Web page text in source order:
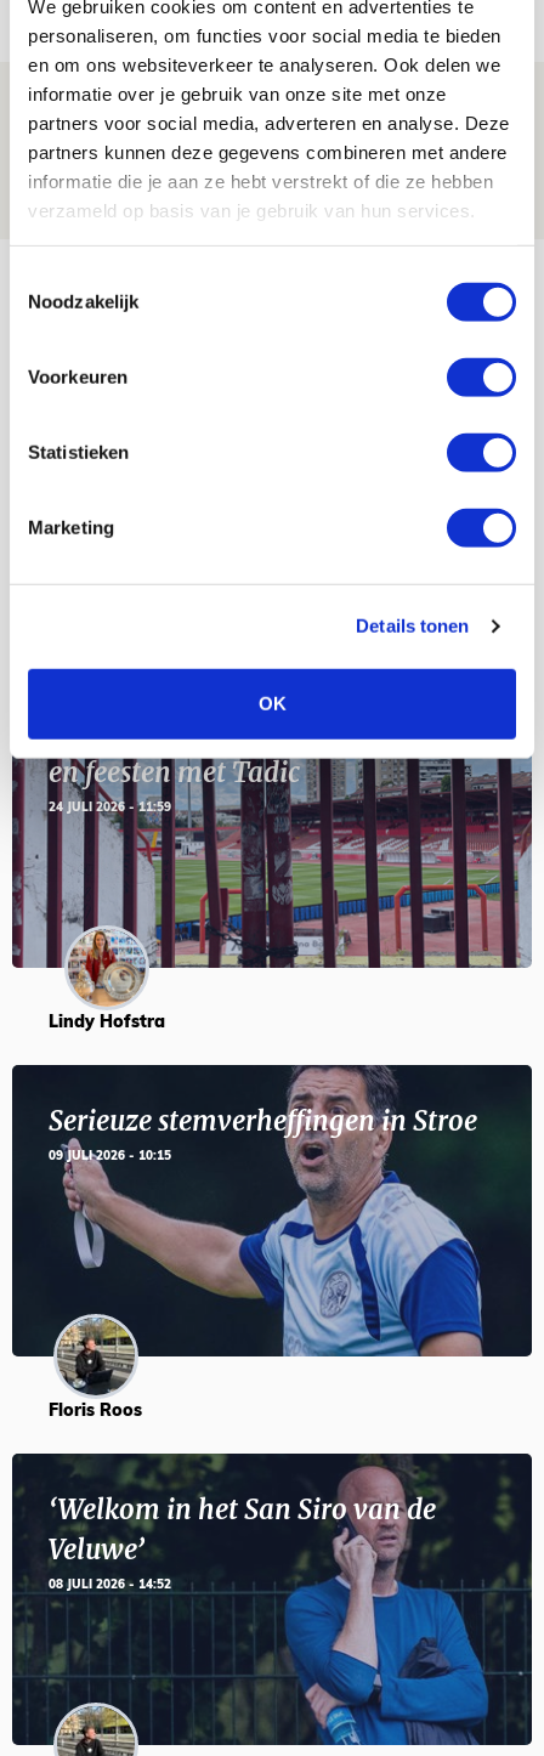
We gebruiken cookies om content en advertenties te
personaliseren, om functies voor social media te bieden
en om ons websiteverkeer te analyseren. Ook delen we
informatie over je gebruik van onze site met onze
partners voor social media, adverteren en analyse. Deze
partners kunnen deze gegevens combineren met andere
informatie die je aan ze hebt verstrekt of die ze hebben
verzameld op basis van je gebruik van hun services.
Noodzakelijk
Voorkeuren
Statistieken
Marketing
Details tonen
OK
Ajax dankt invallers bij
zwaarbevochten zege op tiental PEC
09 AUGUSTUS 2026 - 16:33
AGENDA
23
Selectiedag ballenjongens/-meiden
Servische maffiabaas in grauwe bak
en feesten met Tadic
24 JULI 2026 - 11:59
Lindy Hofstra
Serieuze stemverheffingen in Stroe
09 JULI 2026 - 10:15
Floris Roos
‘Welkom in het San Siro van de
Veluwe’
08 JULI 2026 - 14:52